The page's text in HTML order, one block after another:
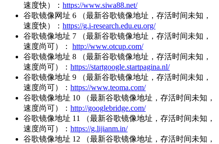
速度快）： https://www.siwa88.net/
谷歌镜像网址 6 （最新谷歌镜像地址，存活时间未知，
速度快）： https://g.i-research.edu.eu.org/
谷歌镜像地址 7 （最新谷歌镜像地址，存活时间未知，
速度尚可）： http://www.otcup.com/
谷歌镜像地址 8 （最新谷歌镜像地址，存活时间未知，
速度尚可）： https://startgoogle.startpagina.nl/
谷歌镜像地址 9 （最新谷歌镜像地址，存活时间未知，
速度尚可）： https://www.teoma.com/
谷歌镜像地址 10 （最新谷歌镜像地址，存活时间未知，
速度尚可）： http://googlebridge.com/
谷歌镜像地址 11 （最新谷歌镜像地址，存活时间未知，
速度尚可）： https://g.lijianm.in/
谷歌镜像地址 12 （最新谷歌镜像地址，存活时间未知，